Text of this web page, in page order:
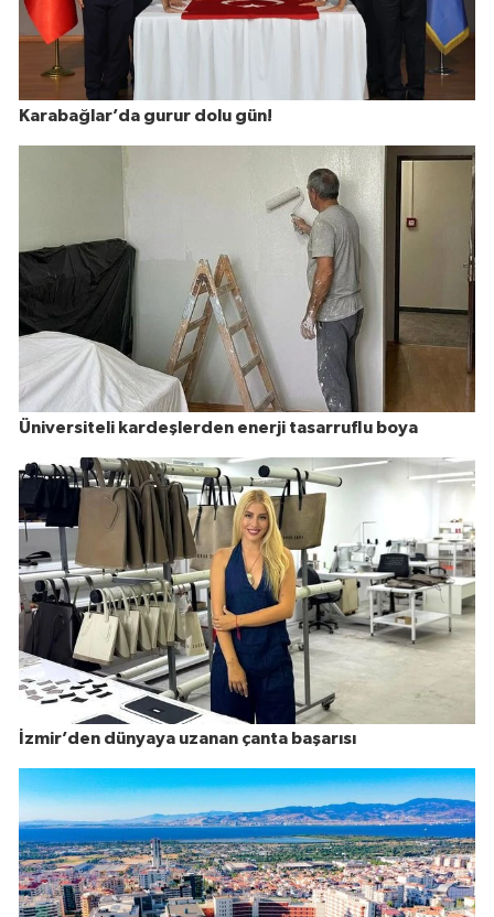
Karabağlar’da gurur dolu gün!
Üniversiteli kardeşlerden enerji tasarruflu boya
İzmir’den dünyaya uzanan çanta başarısı